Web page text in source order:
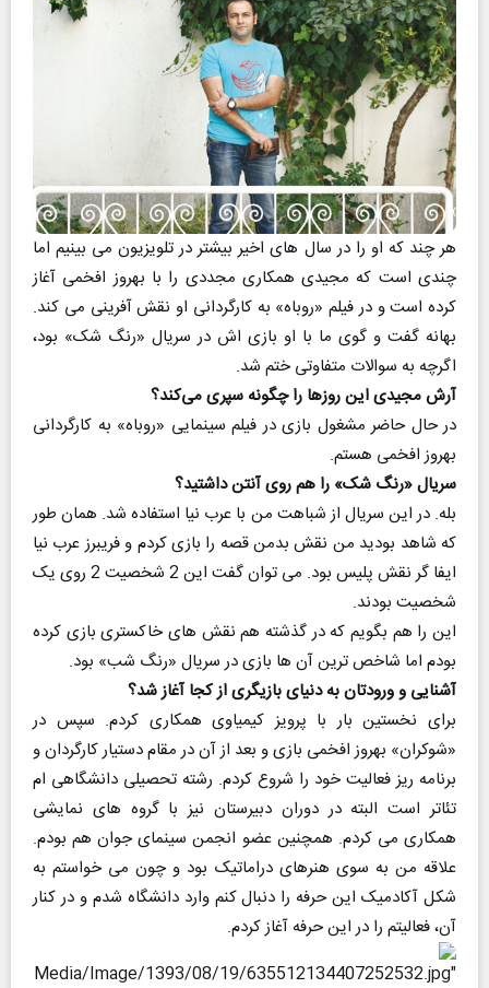
هر چند که او را در سال های اخیر بیشتر در تلویزیون می بینیم اما
چندی است که مجیدی همکاری مجددی را با بهروز افخمی آغاز
کرده است و در فیلم «روباه» به کارگردانی او نقش آفرینی می کند.
بهانه گفت و گوی ما با او بازی اش در سریال «رنگ شک» بود،
اگرچه به سوالات متفاوتی ختم شد.
آرش مجیدی این روزها را چگونه سپری می‌کند؟
در حال حاضر مشغول بازی در فیلم سینمایی «روباه» به کارگردانی
بهروز افخمی هستم.
سریال «رنگ شک» را هم روی آنتن داشتید؟
بله. در این سریال از شباهت من با عرب نیا استفاده شد. همان طور
که شاهد بودید من نقش بدمن قصه را بازی کردم و فریبرز عرب نیا
ایفا گر نقش پلیس بود. می توان گفت این 2 شخصیت 2 روی یک
شخصیت بودند.
این را هم بگویم که در گذشته هم نقش های خاکستری بازی کرده
بودم اما شاخص ترین آن ها بازی در سریال «رنگ شب» بود.
آشنایی و ورودتان به دنیای بازیگری از کجا آغاز شد؟
برای نخستین بار با پرویز کیمیاوی همکاری کردم. سپس در
«شوکران» بهروز افخمی بازی و بعد از آن در مقام دستیار کارگردان و
برنامه ریز فعالیت خود را شروع کردم. رشته تحصیلی دانشگاهی ام
تئاتر است البته در دوران دبیرستان نیز با گروه های نمایشی
همکاری می کردم. همچنین عضو انجمن سینمای جوان هم بودم.
علاقه من به سوی هنرهای دراماتیک بود و چون می خواستم به
شکل آکادمیک این حرفه را دنبال کنم وارد دانشگاه شدم و در کنار
آن، فعالیتم را در این حرفه آغاز کردم.